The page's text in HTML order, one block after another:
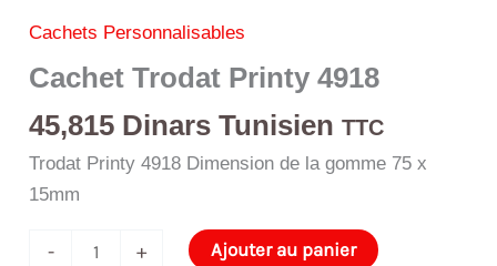
Cachets Personnalisables
Cachet Trodat Printy 4918
45,815 Dinars Tunisien TTC
Trodat Printy 4918 Dimension de la gomme 75 x
15mm
-
quantité
+ Ajouter au panier